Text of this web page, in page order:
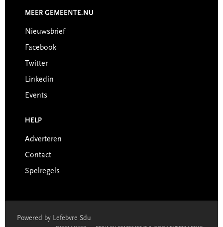
MEER GEMEENTE.NU
Nieuwsbrief
Facebook
Twitter
Linkedin
Events
HELP
Adverteren
Contact
Spelregels
Powered by Lefebvre Sdu